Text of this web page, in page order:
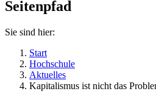
Seitenpfad
Sie sind hier:
Start
Hochschule
Aktuelles
Kapitalismus ist nicht das